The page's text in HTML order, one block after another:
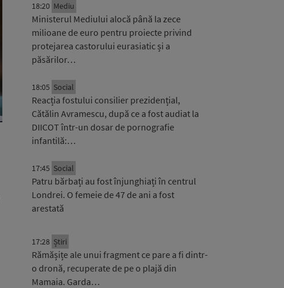
18:20 Mediu
Ministerul Mediului alocă până la zece
milioane de euro pentru proiecte privind
protejarea castorului eurasiatic și a
păsărilor…
18:05 Social
Reacția fostului consilier prezidențial,
Cătălin Avramescu, după ce a fost audiat la
DIICOT într-un dosar de pornografie
infantilă:…
17:45 Social
Patru bărbați au fost înjunghiați în centrul
Londrei. O femeie de 47 de ani a fost
arestată
17:28 Știri
Rămășițe ale unui fragment ce pare a fi dintr-
o dronă, recuperate de pe o plajă din
Mamaia. Garda…